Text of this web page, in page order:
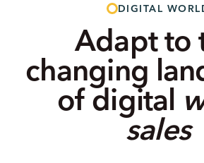
DIGITAL
Adapt to
changing
of digital
sales